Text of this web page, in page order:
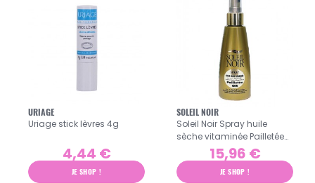
URIAGE
Uriage stick lèvres 4g
4,44 €
JE SHOP !
SOLEIL NOIR
Soleil Noir Spray huile
sèche vitaminée Pailletée
or 150ml15,96 €
JE SHOP !